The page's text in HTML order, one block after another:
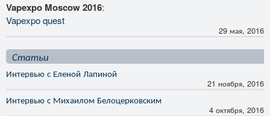
Vapexpo Moscow 2016:
Vapexpo quest
29 мая, 2016
Статьи
Интервью с Еленой Лапиной
21 ноября, 2016
Интервью с Михаилом Белоцерковским
4 октября, 2016